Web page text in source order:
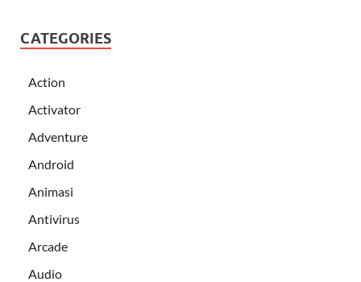
CATEGORIES
Action
Activator
Adventure
Android
Animasi
Antivirus
Arcade
Audio